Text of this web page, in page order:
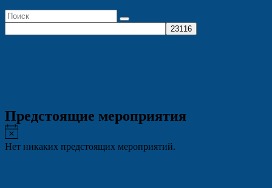
Предстоящие мероприятия
Заметка
Нет никаких предстоящих мероприятий.